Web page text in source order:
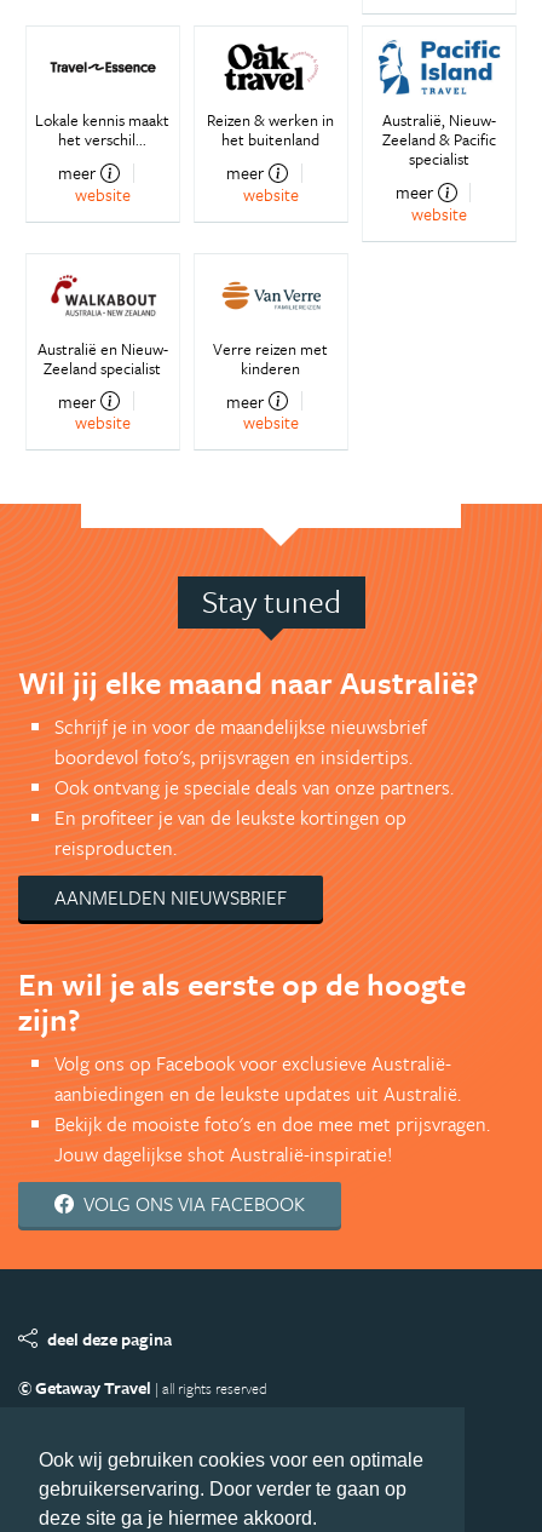
Ook wij gebruiken cookies voor een optimale
gebruikerservaring. Door verder te gaan op
deze site ga je hiermee akkoord.
Lokale kennis maakt
het verschil...
meer
website
Reizen & werken in
het buitenland
meer
website
Australië, Nieuw-
Zeeland & Pacific
specialist
meer
website
Australië en Nieuw-
Zeeland specialist
meer
website
Verre reizen met
kinderen
meer
website
Stay tuned
Wil jij elke maand naar Australië?
Schrijf je in voor de maandelijkse nieuwsbrief
boordevol foto's, prijsvragen en insidertips.
Ook ontvang je speciale deals van onze partners.
En profiteer je van de leukste kortingen op
reisproducten.
AANMELDEN NIEUWSBRIEF
En wil je als eerste op de hoogte
zijn?
Volg ons op Facebook voor exclusieve Australië-
aanbiedingen en de leukste updates uit Australië.
Bekijk de mooiste foto's en doe mee met prijsvragen.
Jouw dagelijkse shot Australië-inspiratie!
VOLG ONS VIA FACEBOOK
deel deze pagina
© Getaway Travel | all rights reserved
Copyright
Privacy statement Disclaimer
Cookies
Volg Australie.nl